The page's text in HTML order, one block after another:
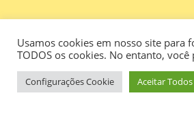
Usamos cookies em nosso site para
TODOS os cookies. No entanto,
Configurações Cookie Aceitar Todos